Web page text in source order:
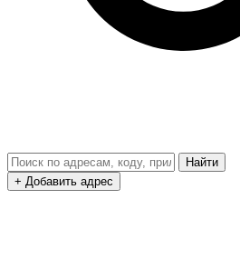
Найти
+ Добавить адрес